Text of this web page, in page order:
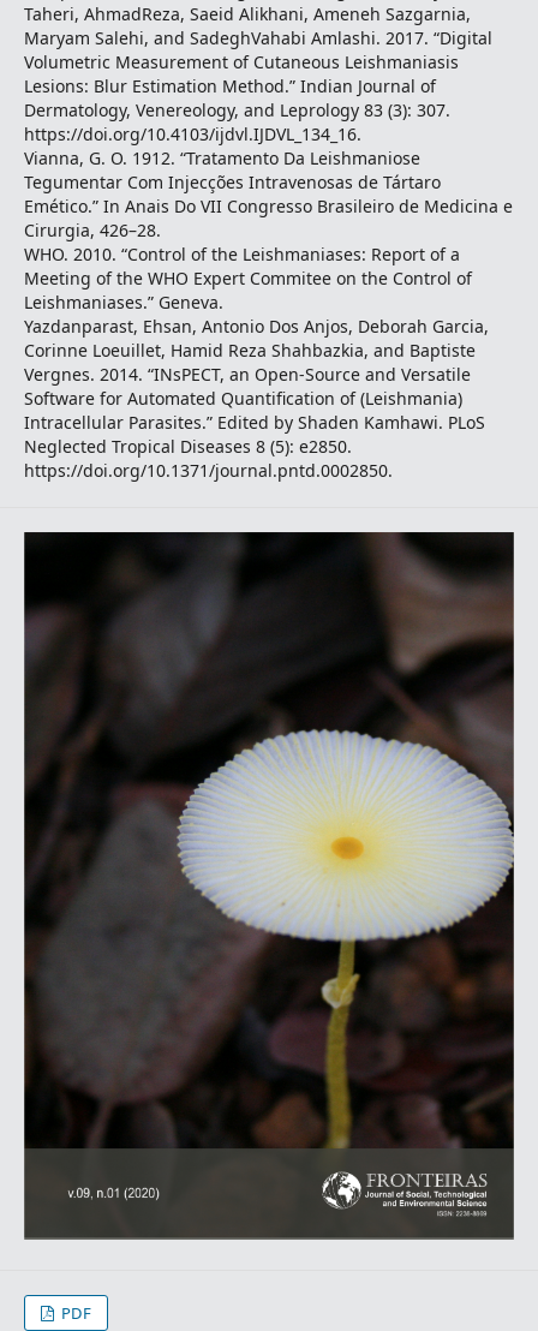
Taheri, AhmadReza, Saeid Alikhani, Ameneh Sazgarnia,
Maryam Salehi, and SadeghVahabi Amlashi. 2017. “Digital
Volumetric Measurement of Cutaneous Leishmaniasis
Lesions: Blur Estimation Method.” Indian Journal of
Dermatology, Venereology, and Leprology 83 (3): 307.
https://doi.org/10.4103/ijdvl.IJDVL_134_16.
Vianna, G. O. 1912. “Tratamento Da Leishmaniose
Tegumentar Com Injecções Intravenosas de Tártaro
Emético.” In Anais Do VII Congresso Brasileiro de Medicina e
Cirurgia, 426–28.
WHO. 2010. “Control of the Leishmaniases: Report of a
Meeting of the WHO Expert Commitee on the Control of
Leishmaniases.” Geneva.
Yazdanparast, Ehsan, Antonio Dos Anjos, Deborah Garcia,
Corinne Loeuillet, Hamid Reza Shahbazkia, and Baptiste
Vergnes. 2014. “INsPECT, an Open-Source and Versatile
Software for Automated Quantification of (Leishmania)
Intracellular Parasites.” Edited by Shaden Kamhawi. PLoS
Neglected Tropical Diseases 8 (5): e2850.
https://doi.org/10.1371/journal.pntd.0002850.
PDF